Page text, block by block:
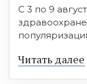
С 3 по 9
Читать далее